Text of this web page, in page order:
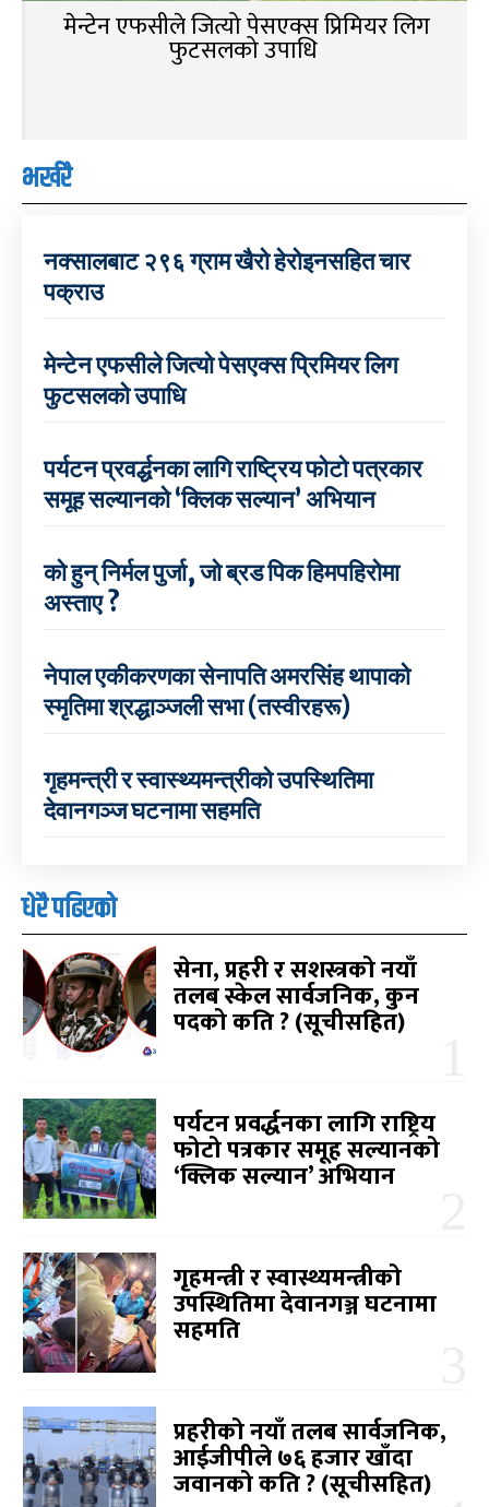
मेन्टेन एफसीले जित्यो पेसएक्स प्रिमियर लिग
फुटसलको उपाधि
भर्खरै
नक्सालबाट २९६ ग्राम खैरो हेरोइनसहित चार
पक्राउ
मेन्टेन एफसीले जित्यो पेसएक्स प्रिमियर लिग
फुटसलको उपाधि
पर्यटन प्रवर्द्धनका लागि राष्ट्रिय फोटो पत्रकार
समूह सल्यानको ‘क्लिक सल्यान’ अभियान
को हुन् निर्मल पुर्जा, जो ब्रड पिक हिमपहिरोमा
अस्ताए ?
नेपाल एकीकरणका सेनापति अमरसिंह थापाको
स्मृतिमा श्रद्धाञ्जली सभा (तस्वीरहरू)
गृहमन्त्री र स्वास्थ्यमन्त्रीको उपस्थितिमा
देवानगञ्ज घटनामा सहमति
धेरै पढिएको
सेना, प्रहरी र सशस्त्रको नयाँ
तलब स्केल सार्वजनिक, कुन
पदको कति ? (सूचीसहित)
पर्यटन प्रवर्द्धनका लागि राष्ट्रिय
फोटो पत्रकार समूह सल्यानको
‘क्लिक सल्यान’ अभियान
गृहमन्त्री र स्वास्थ्यमन्त्रीको
उपस्थितिमा देवानगञ्ज घटनामा
सहमति
प्रहरीको नयाँ तलब सार्वजनिक,
आईजीपीले ७६ हजार खाँदा
जवानको कति ? (सूचीसहित)